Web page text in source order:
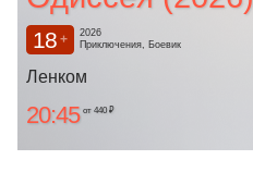
18 +
2026
Приключения, Боевик
Ленком
20:45 от 440 ₽